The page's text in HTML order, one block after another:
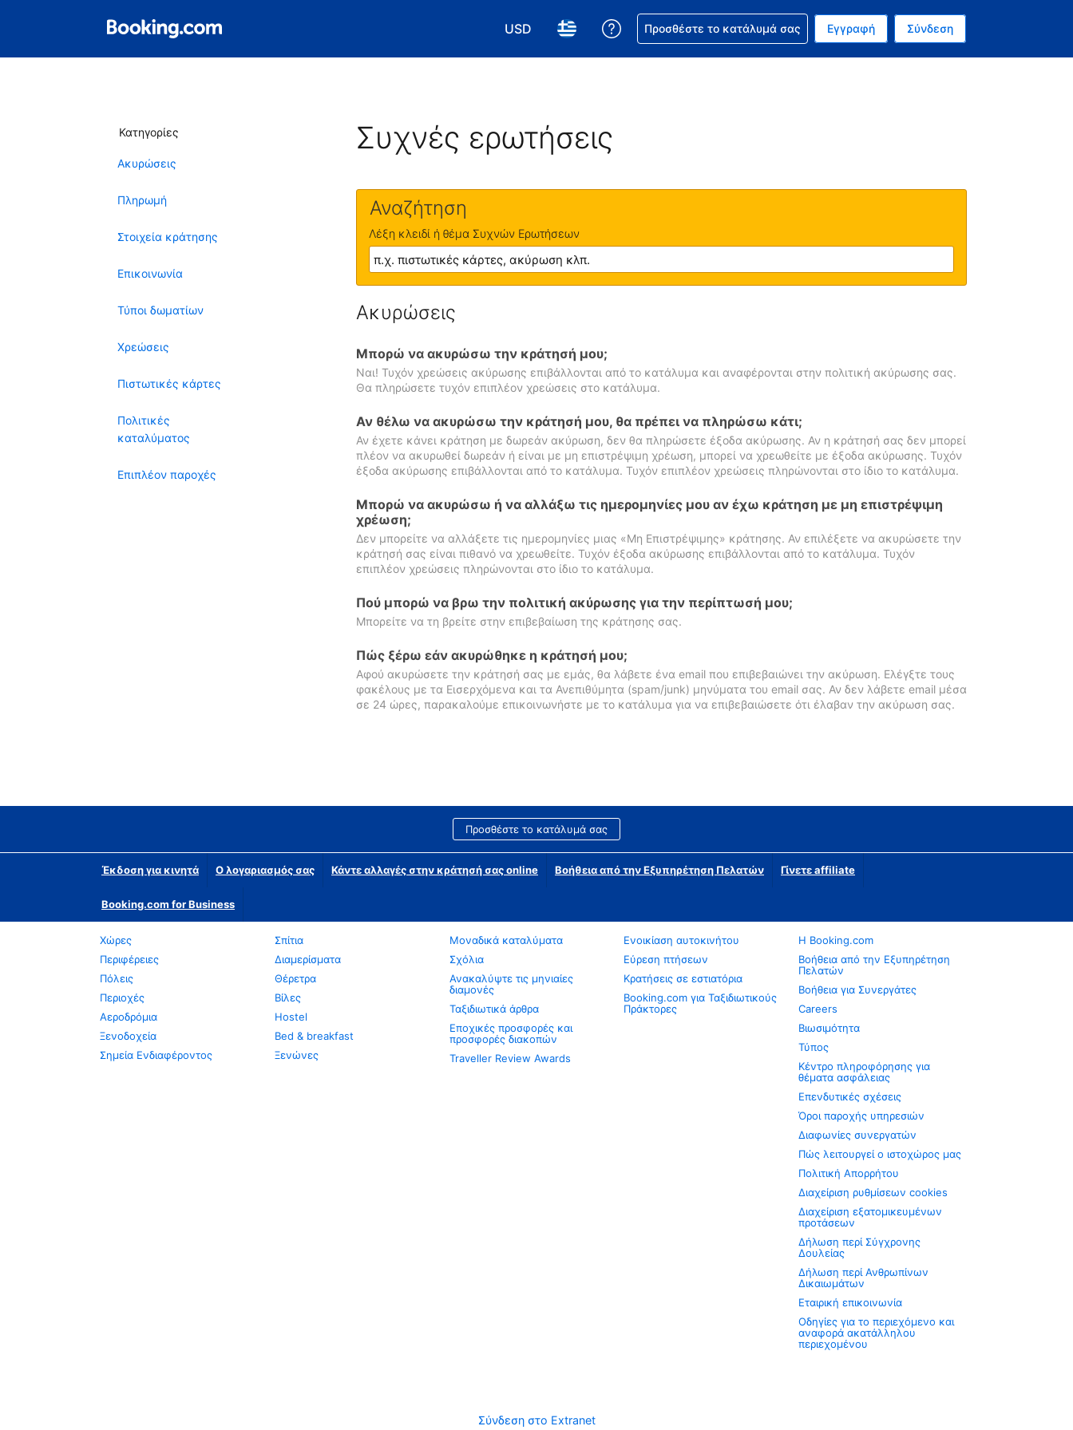
USD
Επιλέξτε το νόμισμά σας. Το τωρινό σας νόμισμα είναι Δολάριο Η.Π.Α.
Επιλέξτε τη γλώσσα σας. Η τωρινή σας γλώσσα είναι τα Ελληνικά
Βοήθεια για την κράτησή σας
Προσθέστε το κατάλυμά σας Εγγραφή Σύνδεση
Κατηγορίες
Ακυρώσεις
Πληρωμή
Στοιχεία κράτησης
Επικοινωνία
Τύποι δωματίων
Χρεώσεις
Πιστωτικές κάρτες
Πολιτικές
καταλύματος
Επιπλέον παροχές
Συχνές ερωτήσεις
Αναζήτηση
Λέξη κλειδί ή θέμα Συχνών Ερωτήσεων
Ακυρώσεις
Μπορώ να ακυρώσω την κράτησή μου;
Ναι! Τυχόν χρεώσεις ακύρωσης επιβάλλονται από το κατάλυμα και αναφέρονται στην πολιτική ακύρωσης σας.
Θα πληρώσετε τυχόν επιπλέον χρεώσεις στο κατάλυμα.
Αν θέλω να ακυρώσω την κράτησή μου, θα πρέπει να πληρώσω κάτι;
Αν έχετε κάνει κράτηση με δωρεάν ακύρωση, δεν θα πληρώσετε έξοδα ακύρωσης. Αν η κράτησή σας δεν μπορεί
πλέον να ακυρωθεί δωρεάν ή είναι με μη επιστρέψιμη χρέωση, μπορεί να χρεωθείτε με έξοδα ακύρωσης. Τυχόν
έξοδα ακύρωσης επιβάλλονται από το κατάλυμα. Τυχόν επιπλέον χρεώσεις πληρώνονται στο ίδιο το κατάλυμα.
Μπορώ να ακυρώσω ή να αλλάξω τις ημερομηνίες μου αν έχω κράτηση με μη επιστρέψιμη
χρέωση;
Δεν μπορείτε να αλλάξετε τις ημερομηνίες μιας «Μη Επιστρέψιμης» κράτησης. Αν επιλέξετε να ακυρώσετε την
κράτησή σας είναι πιθανό να χρεωθείτε. Τυχόν έξοδα ακύρωσης επιβάλλονται από το κατάλυμα. Τυχόν
επιπλέον χρεώσεις πληρώνονται στο ίδιο το κατάλυμα.
Πού μπορώ να βρω την πολιτική ακύρωσης για την περίπτωσή μου;
Μπορείτε να τη βρείτε στην επιβεβαίωση της κράτησης σας.
Πώς ξέρω εάν ακυρώθηκε η κράτησή μου;
Αφού ακυρώσετε την κράτησή σας με εμάς, θα λάβετε ένα email που επιβεβαιώνει την ακύρωση. Ελέγξτε τους
φακέλους με τα Εισερχόμενα και τα Ανεπιθύμητα (spam/junk) μηνύματα του email σας. Αν δεν λάβετε email μέσα
σε 24 ώρες, παρακαλούμε επικοινωνήστε με το κατάλυμα για να επιβεβαιώσετε ότι έλαβαν την ακύρωση σας.
Προσθέστε το κατάλυμά σας
Έκδοση για κινητά Ο λογαριασμός σας Κάντε αλλαγές στην κράτησή σας online Βοήθεια από την Εξυπηρέτηση Πελατών Γίνετε affiliate
Booking.com for Business
Χώρες
Περιφέρειες
Πόλεις
Περιοχές
Αεροδρόμια
Ξενοδοχεία
Σημεία Ενδιαφέροντος
Σπίτια
Διαμερίσματα
Θέρετρα
Βίλες
Hostel
Bed & breakfast
Ξενώνες
Μοναδικά καταλύματα
Σχόλια
Ανακαλύψτε τις μηνιαίες
διαμονές
Ταξιδιωτικά άρθρα
Εποχικές προσφορές και
προσφορές διακοπών
Traveller Review Awards
Ενοικίαση αυτοκινήτου
Εύρεση πτήσεων
Κρατήσεις σε εστιατόρια
Booking.com για Ταξιδιωτικούς
Πράκτορες
Η Booking.com
Βοήθεια από την Εξυπηρέτηση
Πελατών
Βοήθεια για Συνεργάτες
Careers
Βιωσιμότητα
Τύπος
Κέντρο πληροφόρησης για
θέματα ασφάλειας
Επενδυτικές σχέσεις
Όροι παροχής υπηρεσιών
Διαφωνίες συνεργατών
Πώς λειτουργεί ο ιστοχώρος μας
Πολιτική Απορρήτου
Διαχείριση ρυθμίσεων cookies
Διαχείριση εξατομικευμένων
προτάσεων
Δήλωση περί Σύγχρονης
Δουλείας
Δήλωση περί Ανθρωπίνων
Δικαιωμάτων
Εταιρική επικοινωνία
Οδηγίες για το περιεχόμενο και
αναφορά ακατάλληλου
περιεχομένου
Σύνδεση στο Extranet